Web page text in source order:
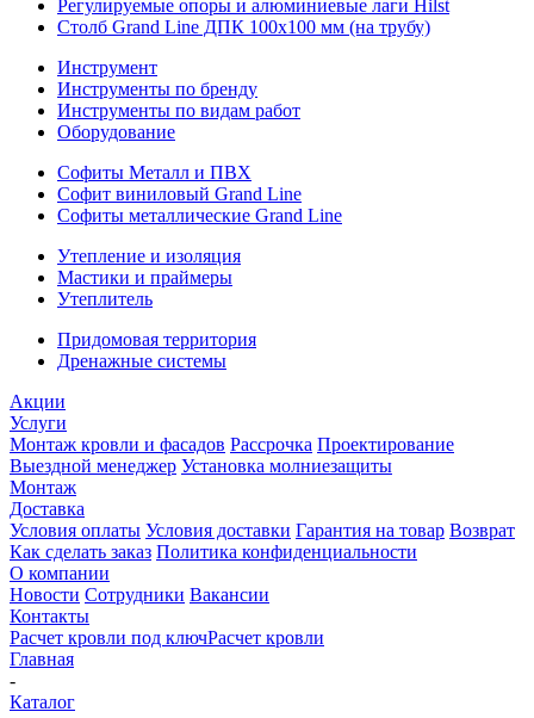
Регулируемые опоры и алюминиевые лаги Hilst
Столб Grand Line ДПК 100х100 мм (на трубу)
Инструмент
Инструменты по бренду
Инструменты по видам работ
Оборудование
Софиты Металл и ПВХ
Софит виниловый Grand Line
Софиты металлические Grand Line
Утепление и изоляция
Мастики и праймеры
Утеплитель
Придомовая территория
Дренажные системы
Акции
Услуги
Монтаж кровли и фасадов Рассрочка Проектирование
Выездной менеджер Установка молниезащиты
Монтаж
Доставка
Условия оплаты Условия доставки Гарантия на товар Возврат
Как сделать заказ Политика конфиденциальности
О компании
Новости Сотрудники Вакансии
Контакты
Расчет кровли под ключРасчет кровли
Главная
-
Каталог